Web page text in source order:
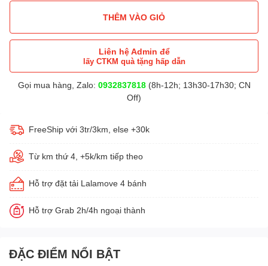
THÊM VÀO GIỎ
Liên hệ Admin để
lấy CTKM quà tặng hấp dẫn
Gọi mua hàng, Zalo: 0932837818(8h-12h; 13h30-17h30; CN
Off)
FreeShip với 3tr/3km, else +30k
Từ km thứ 4, +5k/km tiếp theo
Hỗ trợ đặt tải Lalamove 4 bánh
Hỗ trợ Grab 2h/4h ngoại thành
ĐẶC ĐIỂM NỔI BẬT